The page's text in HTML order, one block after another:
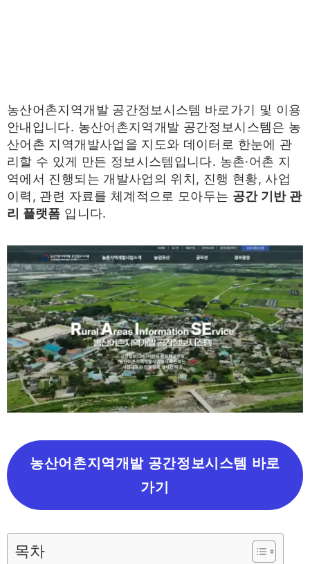
농산어촌지역개발 공간정보시스템 바로가기 및 이용
안내입니다. 농산어촌지역개발 공간정보시스템은 농
산어촌 지역개발사업을 지도와 데이터로 한눈에 관
리할 수 있게 만든 정보시스템입니다. 농촌·어촌 지
역에서 진행되는 개발사업의 위치, 진행 현황, 사업
이력, 관련 자료를 체계적으로 모아두는 공간 기반 관
리 플랫폼 입니다.
농산어촌지역개발 공간정보시스템 바로
가기
목차